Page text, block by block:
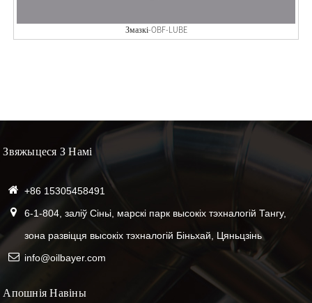
Змазкі-OBF-LUBE
Звяжыцеся З Намі
+86 15305458491
6-1-804, заліў Сіньі, марскі парк высокіх тэхналогій Тангу,
зона развіцця высокіх тэхналогій Біньхай, Цяньцзінь
info@oilbayer.com
Апошнія Навіны